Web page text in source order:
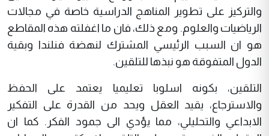
والتركيز على تطوير المناهج الدراسية خاصة في مجالات
الرياضيات والعلوم. ومع ذلك، فان ما اغفلته هذه المقاطع
هو ان السبب الرئيسي المشترك لنهضة فنلندا وبقية
الدول المتفوقة هو نبذها للتلقين.
التلقين، بكونه اسلوبا تعليميا يعتمد على الحفظ
والاسترجاع، يقيد العقل ويحد من القدرة على التفكير
الابداعي والتحليلي، مما يؤدي الى جمود الفكر. كما ان